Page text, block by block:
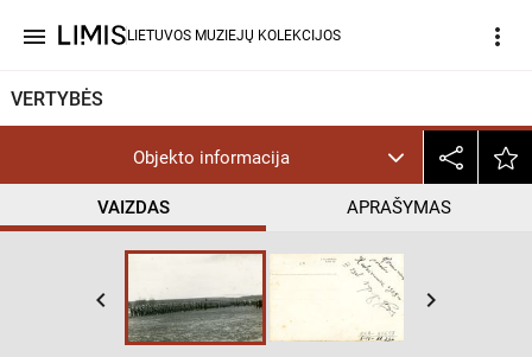
menu LIETUVOS MUZIEJŲ KOLEKCIJOS more_vert
VERTYBĖS
Objekto informacija
VAIZDAS APRAŠYMAS
keyboard_arrow_left keyboard_arrow_right